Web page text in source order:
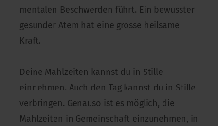
mentalen Beschwerden führt. Ein bewusster
gesunder Atem hat eine grosse heilsame
Kraft.
Deine Mahlzeiten kannst du in Stille
einnehmen. Auch den Tag kannst du in Stille
verbringen. Genauso ist es möglich, die
Mahlzeiten in Gemeinschaft einzunehmen, in